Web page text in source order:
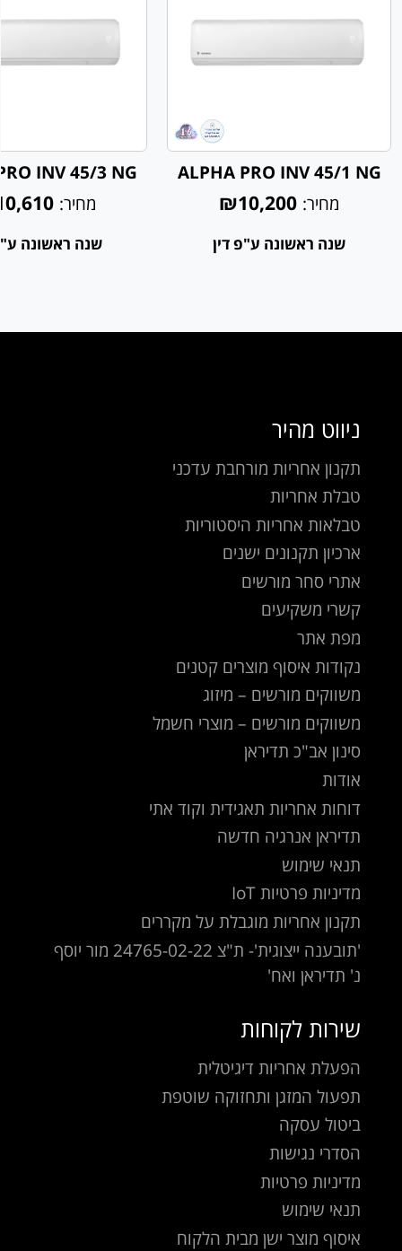
ALPHA PRO INV 45/1 NG
מחיר: ₪10,200
שנה ראשונה ע"פ דין
INV 45/3 NG
מחיר:
שנה ראשונה
ניווט מהיר
תקנון אחריות מורחבת עדכני
טבלת אחריות
טבלאות אחריות היסטוריות
ארכיון תקנונים ישנים
אתרי סחר מורשים
קשרי משקיעים
מפת אתר
נקודות איסוף מוצרים קטנים
משווקים מורשים – מיזוג
משווקים מורשים – מוצרי חשמל
סינון אב"כ תדיראן
אודות
דוחות אחריות תאגידית וקוד אתי
תדיראן אנרגיה חדשה
תנאי שימוש
מדיניות פרטיות IoT
תקנון אחריות מוגבלת על מקררים
'תובענה ייצוגית'- ת"צ 24765-02-22 מור יוסף
נ' תדיראן ואח'
שירות לקוחות
הפעלת אחריות דיגיטלית
תפעול המזגן ותחזוקה שוטפת
ביטול עסקה
הסדרי נגישות
מדיניות פרטיות
תנאי שימוש
איסוף מוצר ישן מבית הלקוח